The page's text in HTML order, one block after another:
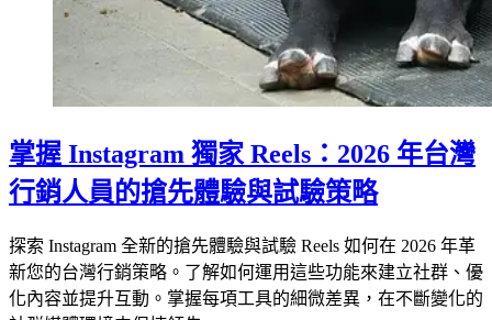
掌握 Instagram 獨家 Reels：2026 年台灣
行銷人員的搶先體驗與試驗策略
探索 Instagram 全新的搶先體驗與試驗 Reels 如何在 2026 年革
新您的台灣行銷策略。了解如何運用這些功能來建立社群、優
化內容並提升互動。掌握每項工具的細微差異，在不斷變化的